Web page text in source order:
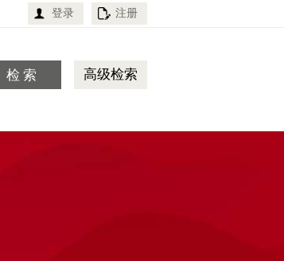
登录 注册
高级检索